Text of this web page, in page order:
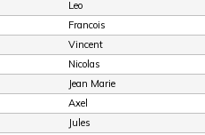
Leo
Francois
Vincent
Nicolas
Jean Marie
Axel
Jules